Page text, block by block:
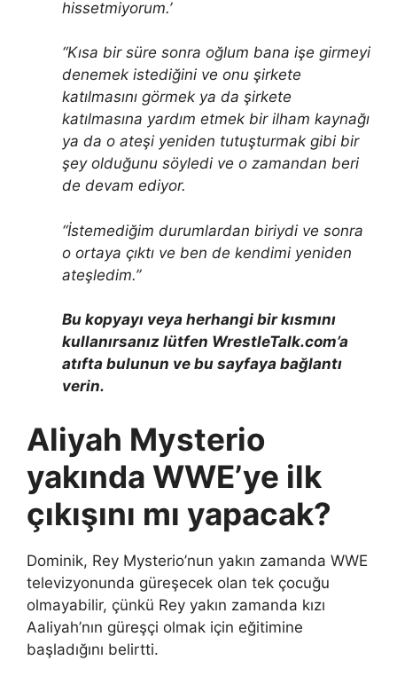
hissetmiyorum.’
“Kısa bir süre sonra oğlum bana işe girmeyi
denemek istediğini ve onu şirkete
katılmasını görmek ya da şirkete
katılmasına yardım etmek bir ilham kaynağı
ya da o ateşi yeniden tutuşturmak gibi bir
şey olduğunu söyledi ve o zamandan beri
de devam ediyor.
“İstemediğim durumlardan biriydi ve sonra
o ortaya çıktı ve ben de kendimi yeniden
ateşledim.”
Bu kopyayı veya herhangi bir kısmını
kullanırsanız lütfen WrestleTalk.com’a
atıfta bulunun ve bu sayfaya bağlantı
verin.
Aliyah Mysterio
yakında WWE’ye ilk
çıkışını mı yapacak?
Dominik, Rey Mysterio’nun yakın zamanda WWE
televizyonunda güreşecek olan tek çocuğu
olmayabilir, çünkü Rey yakın zamanda kızı
Aaliyah’nın güreşçi olmak için eğitimine
başladığını belirtti.